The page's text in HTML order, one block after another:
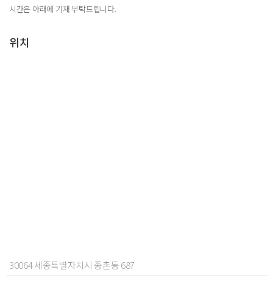
시간은 아래에 기재 부탁드립니다.
위치
30064 세종특별자치시 종촌동 687